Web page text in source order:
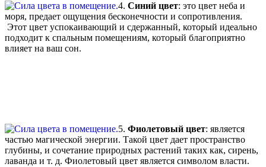
4. Синий цвет: это цвет неба и
моря, предает ощущения бесконечности и сопротивления.
Этот цвет успокаивающий и сдержанный, который идеально
подходит к спальным помещениям, который благоприятно
влияет на ваш сон.
5. Фиолетовый цвет: является
частью магической энергии. Такой цвет дает пространство
глубины, и сочетание природных растений таких как, сирень,
лаванда и т. д. Фиолетовый цвет является символом власти.